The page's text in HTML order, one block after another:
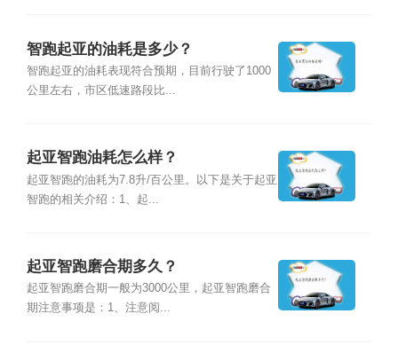
智跑起亚的油耗是多少？
智跑起亚的油耗表现符合预期，目前行驶了1000
公里左右，市区低速路段比...
起亚智跑油耗怎么样？
起亚智跑的油耗为7.8升/百公里。以下是关于起亚
智跑的相关介绍：1、起...
起亚智跑磨合期多久？
起亚智跑磨合期一般为3000公里，起亚智跑磨合
期注意事项是：1、注意阅...